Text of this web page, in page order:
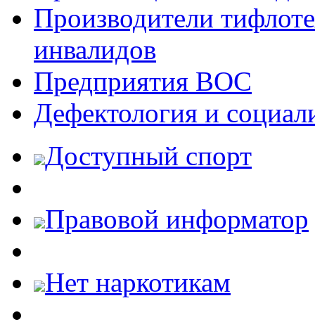
Производители
инвалидов
Предприятия ВОС
Дефектология и
Доступный спорт
Правовой информатор
Нет наркотикам